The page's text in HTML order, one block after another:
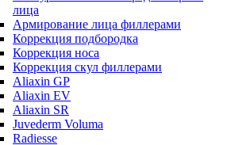
лица
Армирование лица филлерами
Коррекция подбородка
Коррекция носа
Коррекция скул филлерами
Aliaxin GP
Aliaxin EV
Aliaxin SR
Juvederm Voluma
Radiesse